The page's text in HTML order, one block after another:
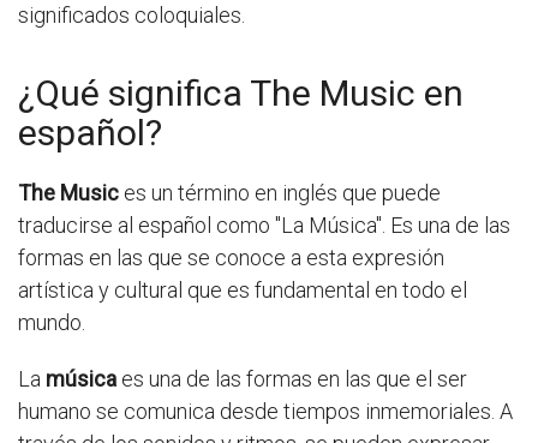
significados coloquiales.
¿Qué significa The Music en
español?
The Music es un término en inglés que puede
traducirse al español como "La Música". Es una de las
formas en las que se conoce a esta expresión
artística y cultural que es fundamental en todo el
mundo.
La música es una de las formas en las que el ser
humano se comunica desde tiempos inmemoriales. A